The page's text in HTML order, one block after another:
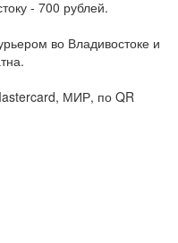
- 700 рублей.
во Владивостоке и
МИР, по QR